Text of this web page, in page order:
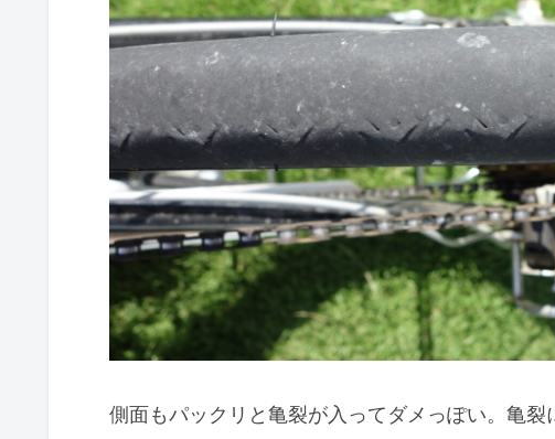
側面もパックリと亀裂が入ってダメっぽい。亀裂